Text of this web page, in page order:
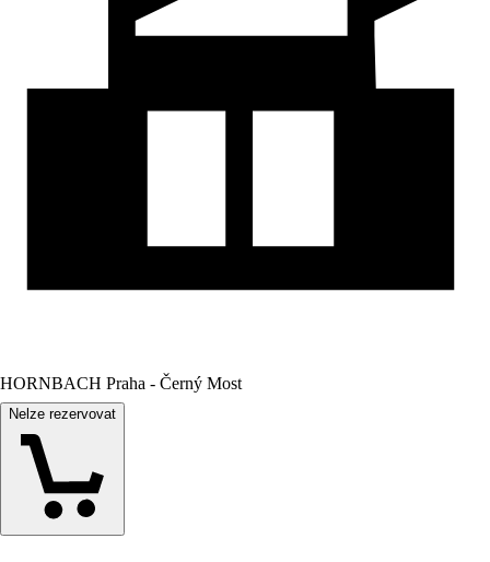
HORNBACH Praha - Černý Most
Nelze rezervovat